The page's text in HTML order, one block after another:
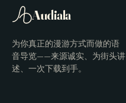
Audiala
为你真正的漫游方式而做的语
音导览——来源诚实、为街头讲
述、一次下载到手。